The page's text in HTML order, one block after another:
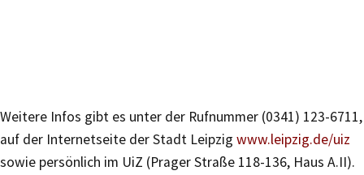
Weitere Infos gibt es unter der Rufnummer (0341) 123-6711,
auf der Internetseite der Stadt Leipzig www.leipzig.de/uiz
sowie persönlich im UiZ (Prager Straße 118-136, Haus A.II).